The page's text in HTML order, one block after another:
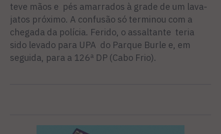
teve mãos e pés amarrados à grade de um lava-
jatos próximo. A confusão só terminou com a
chegada da polícia. Ferido, o assaltante teria
sido levado para UPA do Parque Burle e, em
seguida, para a 126ª DP (Cabo Frio).